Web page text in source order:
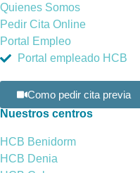
Quienes Somos
Pedir Cita Online
Portal Empleo
Portal empleado HCB
Como pedir cita previa
Nuestros centros
HCB Benidorm
HCB Denia